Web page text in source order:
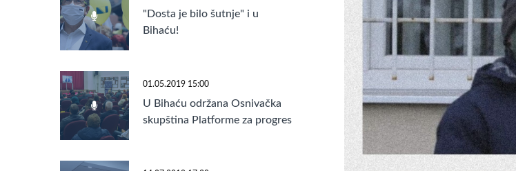
"Dosta je bilo šutnje" i u
Bihaću!
01.05.2019 15:00
U Bihaću održana Osnivačka
skupština Platforme za progres